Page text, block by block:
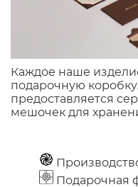
Каждое наше
подарочную
предоставляется
мешочек для
Подарочная